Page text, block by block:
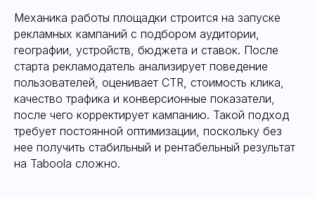
Механика работы площадки строится на запуске
рекламных кампаний с подбором аудитории,
географии, устройств, бюджета и ставок. После
старта рекламодатель анализирует поведение
пользователей, оценивает CTR, стоимость клика,
качество трафика и конверсионные показатели,
после чего корректирует кампанию. Такой подход
требует постоянной оптимизации, поскольку без
нее получить стабильный и рентабельный результат
на Taboola сложно.